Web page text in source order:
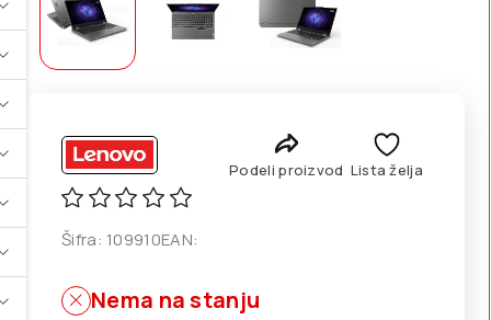
Podeli proizvod Lista želja
Šifra: 109910EAN:
Nema na stanju